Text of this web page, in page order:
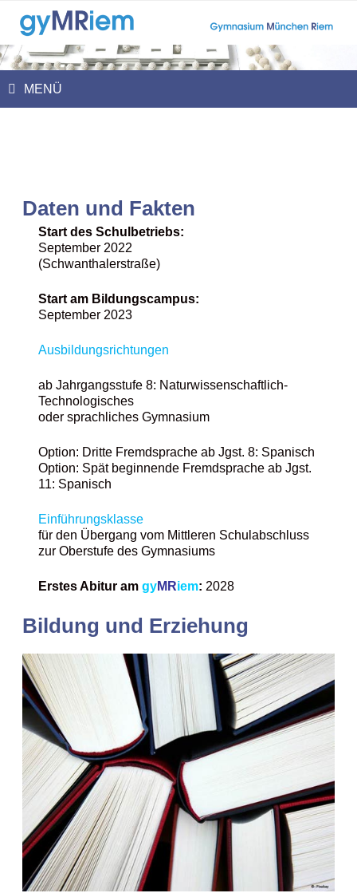
Inhalt
springen
MENÜ
Daten und Fakten
Start des Schulbetriebs:
September 2022
(Schwanthalerstraße)
Start am Bildungscampus:
September 2023
Ausbildungsrichtungen
ab Jahrgangsstufe 8: Naturwissenschaftlich-
Technologisches
oder sprachliches Gymnasium
Option: Dritte Fremdsprache ab Jgst. 8: Spanisch
Option: Spät beginnende Fremdsprache ab Jgst.
11: Spanisch
Einführungsklasse
für den Übergang vom Mittleren Schulabschluss
zur Oberstufe des Gymnasiums
Erstes Abitur am gyMRiem: 2028
Bildung und Erziehung